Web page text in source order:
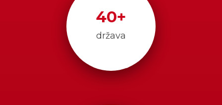
40+
država